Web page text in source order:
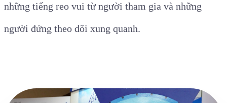
những tiếng reo vui từ người tham gia và những
người đứng theo dõi xung quanh.